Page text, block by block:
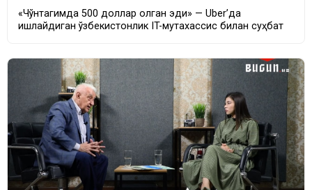
«Чўнтагимда 500 доллар қолган эди» — Uber’да
ишлайдиган ўзбекистонлик IT-мутахассис билан суҳбат